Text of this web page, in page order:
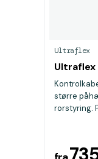
Ultraflex
større
rorstyring.